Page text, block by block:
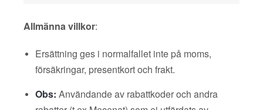
Allmänna villkor:
Ersättning ges i normalfallet inte på moms,
försäkringar, presentkort och frakt.
Obs: Användande av rabattkoder och andra